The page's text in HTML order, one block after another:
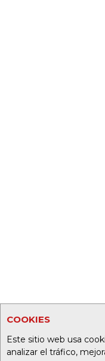
COOKIES
Este sitio web usa
analizar el tráfico,